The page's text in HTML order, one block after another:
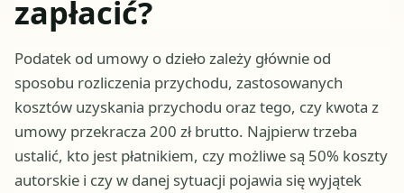
zapłacić?
Podatek od umowy o dzieło zależy głównie od
sposobu rozliczenia przychodu, zastosowanych
kosztów uzyskania przychodu oraz tego, czy kwota z
umowy przekracza 200 zł brutto. Najpierw trzeba
ustalić, kto jest płatnikiem, czy możliwe są 50% koszty
autorskie i czy w danej sytuacji pojawia się wyjątek